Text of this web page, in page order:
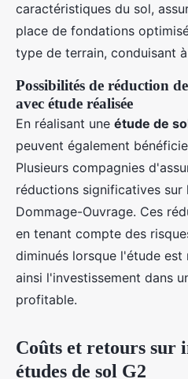
caractéristiques du sol,
place de fondations
type de terrain, conduisant
Possibilités de réduction
avec étude réalisée
En réalisant une étude de
peuvent également
Plusieurs compagnies
réductions significatives
Dommage-Ouvrage. Ces
en tenant compte des
diminués lorsque l'étude est
ainsi l'investissement dans
profitable.
Coûts et retours sur
études de sol G2